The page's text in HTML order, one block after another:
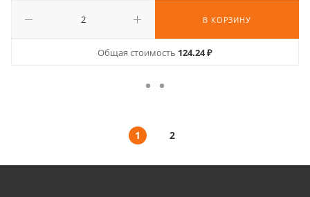
В КОРЗИНУ
Общая стоимость 124.24 ₽
1 2